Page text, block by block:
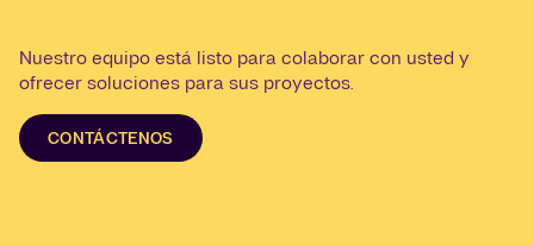
Nuestro equipo está listo para colaborar con usted y
ofrecer soluciones para sus proyectos.
CONTÁCTENOS